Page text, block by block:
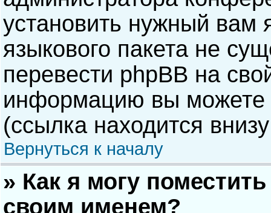
установить нужный вам
языкового пакета не
перевести phpBB на
информацию вы можете
(ссылка находится
Вернуться к началу
» Как я могу
своим именем?